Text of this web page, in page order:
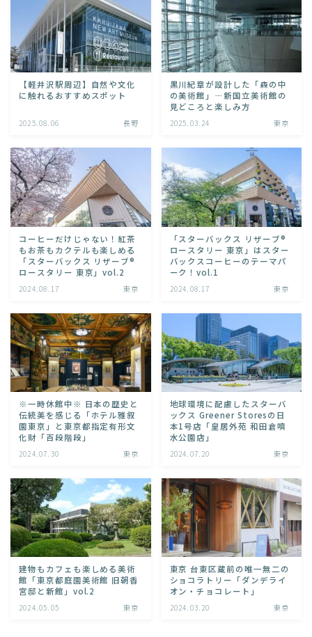
【軽井沢駅周辺】自然や文化
に触れるおすすめスポット
2025.08.06 長野
黒川紀章が設計した「森の中
の美術館」―新国立美術館の
見どころと楽しみ方
2025.03.24 東京
コーヒーだけじゃない！紅茶
もお茶もカクテルも楽しめる
「スターバックス リザーブ®
ロースタリー 東京」vol.2
2024.08.17 東京
「スターバックス リザーブ®
ロースタリー 東京」はスター
バックスコーヒーのテーマパ
ーク！vol.1
2024.08.17 東京
※一時休館中※ 日本の歴史と
伝統美を感じる「ホテル雅叙
園東京」と東京都指定有形文
化財「百段階段」
2024.07.30 東京
地球環境に配慮したスターバ
ックス Greener Storesの日
本1号店「皇居外苑 和田倉噴
水公園店」
2024.07.20 東京
建物もカフェも楽しめる美術
館「東京都庭園美術館 旧朝香
宮邸と新館」vol.2
2024.05.05 東京
東京 台東区蔵前の唯一無二の
ショコラトリー「ダンデライ
オン・チョコレート」
2024.03.20 東京